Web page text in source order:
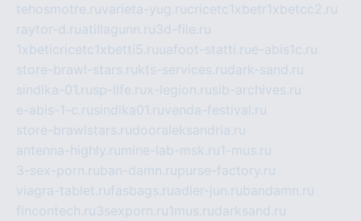
tehosmotre.ruvarieta-yug.rucricetc1xbetr1xbetcc2.ru
raytor-d.ruatillagunn.ru3d-file.ru
1xbeticricetc1xbetti5.ruuafoot-statti.rue-abis1c.ru
store-brawl-stars.rukts-services.rudark-sand.ru
sindika-01.rusp-life.rux-legion.rusib-archives.ru
e-abis-1-c.rusindika01.ruvenda-festival.ru
store-brawlstars.rudooraleksandria.ru
antenna-highly.ru mine-lab-msk.ru1-mus.ru
3-sex-porn.ruban-damn.rupurse-factory.ru
viagra-tablet.rufasbags.ruadler-jun.rubandamn.ru
fincontech.ru3sexporn.ru1mus.rudarksand.ru